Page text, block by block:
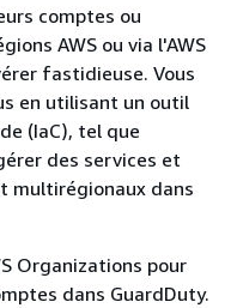
comptes ou
AWS ou via l'AWS
fastidieuse. Vous
en utilisant un outil
(IaC), tel que
des services et
multirégionaux dans
Organizations pour
dans GuardDuty.